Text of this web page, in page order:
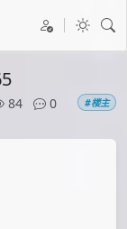
84
0
#楼主